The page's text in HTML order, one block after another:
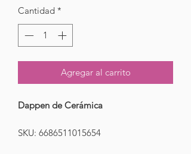
Cantidad *
Agregar al carrito
Dappen de Cerámica
SKU: 6686511015654